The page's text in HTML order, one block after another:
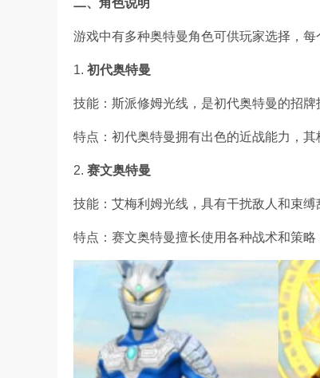
二、角色说明
游戏中有多种奥特曼角色可供玩家选择，每
1. 初代奥特曼
技能：斯派修姆光线，是初代奥特曼的招
特点：初代奥特曼拥有出色的近战能力，
2. 赛文奥特曼
技能：艾梅利姆光线，具有干扰敌人和束
特点：赛文奥特曼擅长使用各种战术和策